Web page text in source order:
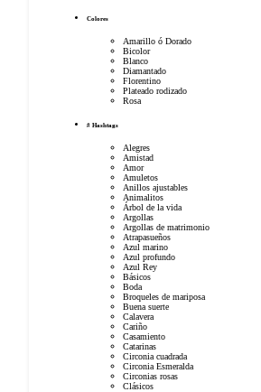
Colores
Amarillo ó Dorado
Bicolor
Blanco
Diamantado
Florentino
Plateado rodizado
Rosa
# Hashtags
Alegres
Amistad
Amor
Amuletos
Anillos ajustables
Animalitos
Árbol de la vida
Argollas
Argollas de matrimonio
Atrapasueños
Azul marino
Azul profundo
Azul Rey
Básicos
Boda
Broqueles de mariposa
Buena suerte
Calavera
Cariño
Casamiento
Catarinas
Circonia cuadrada
Circonia Esmeralda
Circonias rosas
Clásicos